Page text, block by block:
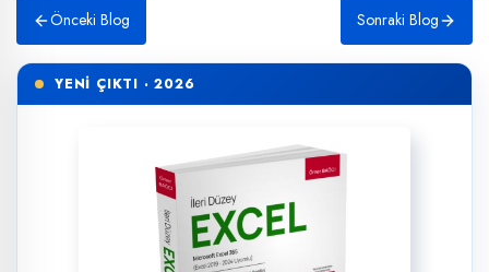
Önceki Blog Sonraki Blog
YENİ ÇIKTI · 2026